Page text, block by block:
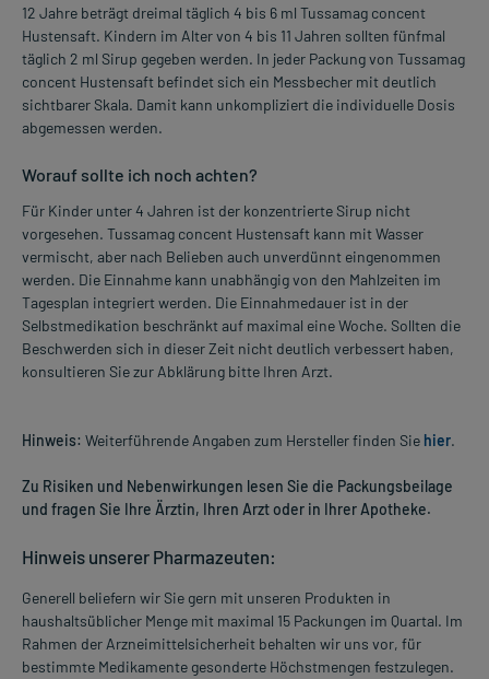
12 Jahre beträgt dreimal täglich 4 bis 6 ml Tussamag concent
Hustensaft. Kindern im Alter von 4 bis 11 Jahren sollten fünfmal
täglich 2 ml Sirup gegeben werden. In jeder Packung von Tussamag
concent Hustensaft befindet sich ein Messbecher mit deutlich
sichtbarer Skala. Damit kann unkompliziert die individuelle Dosis
abgemessen werden.
Worauf sollte ich noch achten?
Für Kinder unter 4 Jahren ist der konzentrierte Sirup nicht
vorgesehen. Tussamag concent Hustensaft kann mit Wasser
vermischt, aber nach Belieben auch unverdünnt eingenommen
werden. Die Einnahme kann unabhängig von den Mahlzeiten im
Tagesplan integriert werden. Die Einnahmedauer ist in der
Selbstmedikation beschränkt auf maximal eine Woche. Sollten die
Beschwerden sich in dieser Zeit nicht deutlich verbessert haben,
konsultieren Sie zur Abklärung bitte Ihren Arzt.
Hinweis: Weiterführende Angaben zum Hersteller finden Sie hier.
Zu Risiken und Nebenwirkungen lesen Sie die Packungsbeilage
und fragen Sie Ihre Ärztin, Ihren Arzt oder in Ihrer Apotheke.
Hinweis unserer Pharmazeuten:
Generell beliefern wir Sie gern mit unseren Produkten in
haushaltsüblicher Menge mit maximal 15 Packungen im Quartal. Im
Rahmen der Arzneimittelsicherheit behalten wir uns vor, für
bestimmte Medikamente gesonderte Höchstmengen festzulegen.